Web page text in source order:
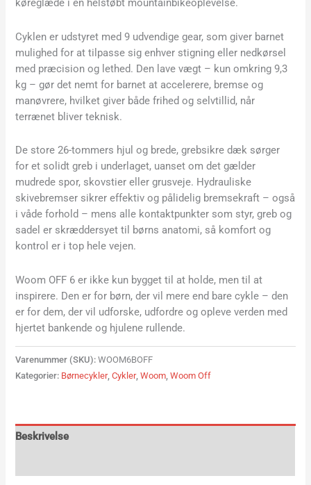
køreglæde i en helstøbt mountainbikeoplevelse.
Cyklen er udstyret med 9 udvendige gear, som giver barnet
mulighed for at tilpasse sig enhver stigning eller nedkørsel
med præcision og lethed. Den lave vægt – kun omkring 9,3
kg – gør det nemt for barnet at accelerere, bremse og
manøvrere, hvilket giver både frihed og selvtillid, når
terrænet bliver teknisk.
De store 26-tommers hjul og brede, grebsikre dæk sørger
for et solidt greb i underlaget, uanset om det gælder
mudrede spor, skovstier eller grusveje. Hydrauliske
skivebremser sikrer effektiv og pålidelig bremsekraft – også
i våde forhold – mens alle kontaktpunkter som styr, greb og
sadel er skræddersyet til børns anatomi, så komfort og
kontrol er i top hele vejen.
Woom OFF 6 er ikke kun bygget til at holde, men til at
inspirere. Den er for børn, der vil mere end bare cykle – den
er for dem, der vil udforske, udfordre og opleve verden med
hjertet bankende og hjulene rullende.
Varenummer (SKU):WOOM6BOFF
Kategorier: Børnecykler,Cykler,Woom ,Woom Off
Beskrivelse